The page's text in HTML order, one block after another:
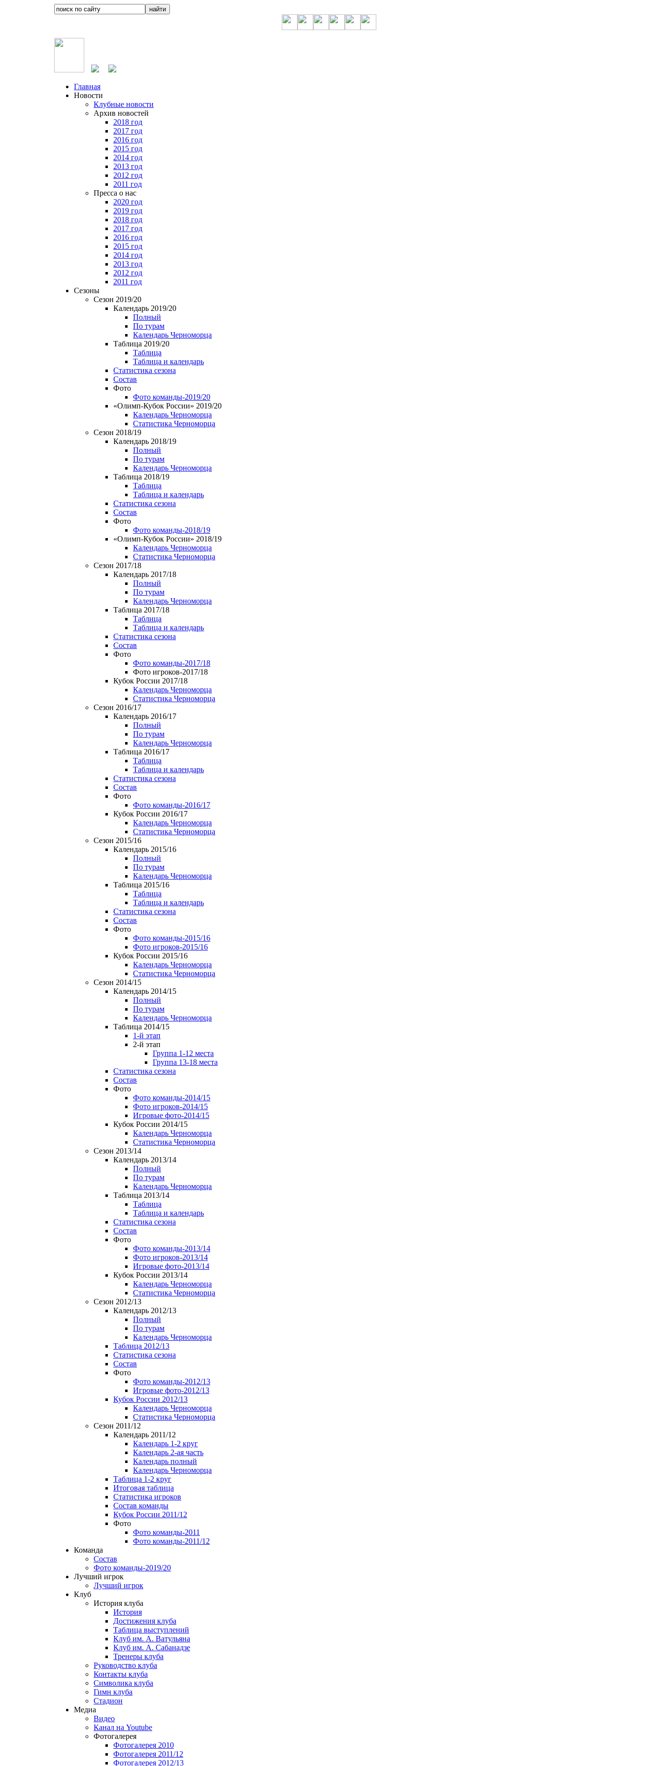
Главная
Новости
Клубные новости
Архив новостей
2018 год
2017 год
2016 год
2015 год
2014 год
2013 год
2012 год
2011 год
Пресса о нас
2020 год
2019 год
2018 год
2017 год
2016 год
2015 год
2014 год
2013 год
2012 год
2011 год
Сезоны
Сезон 2019/20
Календарь 2019/20
Полный
По турам
Календарь Черноморца
Таблица 2019/20
Таблица
Таблица и календарь
Статистика сезона
Состав
Фото
Фото команды-2019/20
«Олимп-Кубок России» 2019/20
Календарь Черноморца
Статистика Черноморца
Сезон 2018/19
Календарь 2018/19
Полный
По турам
Календарь Черноморца
Таблица 2018/19
Таблица
Таблица и календарь
Статистика сезона
Состав
Фото
Фото команды-2018/19
«Олимп-Кубок России» 2018/19
Календарь Черноморца
Статистика Черноморца
Сезон 2017/18
Календарь 2017/18
Полный
По турам
Календарь Черноморца
Таблица 2017/18
Таблица
Таблица и календарь
Статистика сезона
Состав
Фото
Фото команды-2017/18
Фото игроков-2017/18
Кубок России 2017/18
Календарь Черноморца
Статистика Черноморца
Сезон 2016/17
Календарь 2016/17
Полный
По турам
Календарь Черноморца
Таблица 2016/17
Таблица
Таблица и календарь
Статистика сезона
Состав
Фото
Фото команды-2016/17
Кубок России 2016/17
Календарь Черноморца
Статистика Черноморца
Сезон 2015/16
Календарь 2015/16
Полный
По турам
Календарь Черноморца
Таблица 2015/16
Таблица
Таблица и календарь
Статистика сезона
Состав
Фото
Фото команды-2015/16
Фото игроков-2015/16
Кубок России 2015/16
Календарь Черноморца
Статистика Черноморца
Сезон 2014/15
Календарь 2014/15
Полный
По турам
Календарь Черноморца
Таблица 2014/15
1-й этап
2-й этап
Группа 1-12 места
Группа 13-18 места
Статистика сезона
Состав
Фото
Фото команды-2014/15
Фото игроков-2014/15
Игровые фото-2014/15
Кубок России 2014/15
Календарь Черноморца
Статистика Черноморца
Сезон 2013/14
Календарь 2013/14
Полный
По турам
Календарь Черноморца
Таблица 2013/14
Таблица
Таблица и календарь
Статистика сезона
Состав
Фото
Фото команды-2013/14
Фото игроков-2013/14
Игровые фото-2013/14
Кубок России 2013/14
Календарь Черноморца
Статистика Черноморца
Сезон 2012/13
Календарь 2012/13
Полный
По турам
Календарь Черноморца
Таблица 2012/13
Статистика сезона
Состав
Фото
Фото команды-2012/13
Игровые фото-2012/13
Кубок России 2012/13
Календарь Черноморца
Статистика Черноморца
Сезон 2011/12
Календарь 2011/12
Календарь 1-2 круг
Календарь 2-ая часть
Календарь полный
Календарь Черноморца
Таблица 1-2 круг
Итоговая таблица
Статистика игроков
Состав команды
Кубок России 2011/12
Фото
Фото команды-2011
Фото команды-2011/12
Команда
Состав
Фото команды-2019/20
Лучший игрок
Лучший игрок
Клуб
История клуба
История
Достижения клуба
Таблица выступлений
Клуб им. А. Ватульяна
Клуб им. А. Сабанадзе
Тренеры клуба
Руководство клуба
Контакты клуба
Символика клуба
Гимн клуба
Стадион
Медиа
Видео
Канал на Youtube
Фотогалерея
Фотогалерея 2010
Фотогалерея 2011/12
Фотогалерея 2012/13